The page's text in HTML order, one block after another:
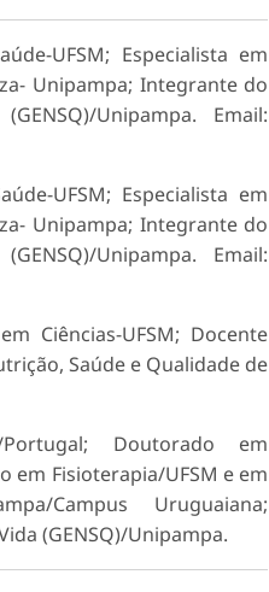
UFSM; Especialista em
Unipampa; Integrante do
Unipampa. Email:
UFSM; Especialista em
Unipampa; Integrante do
Unipampa. Email:
Ciências-UFSM; Docente
Saúde e Qualidade de
Doutorado em
em Fisioterapia/UFSM e em
Campus Uruguaiana;
(GENSQ)/Unipampa.